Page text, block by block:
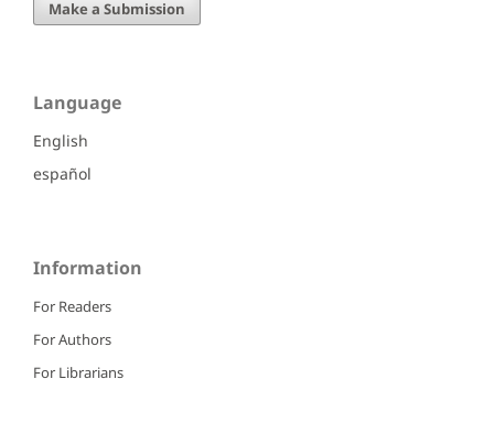
Make a Submission
Language
English
español
Information
For Readers
For Authors
For Librarians